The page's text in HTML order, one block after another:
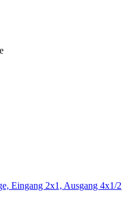
Eingang 2x1, Ausgang 4x1/2